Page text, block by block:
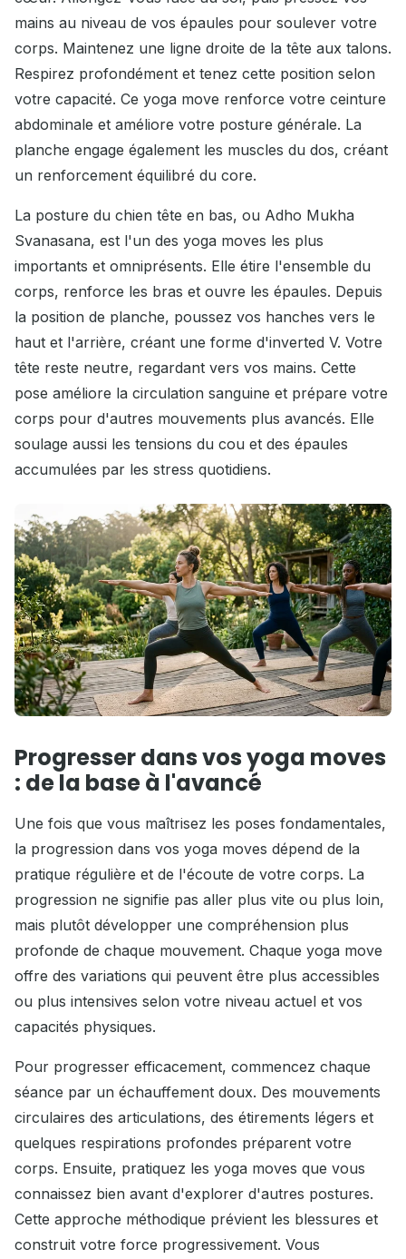
mains au niveau de vos épaules pour soulever votre
corps. Maintenez une ligne droite de la tête aux talons.
Respirez profondément et tenez cette position selon
votre capacité. Ce yoga move renforce votre ceinture
abdominale et améliore votre posture générale. La
planche engage également les muscles du dos, créant
un renforcement équilibré du core.
La posture du chien tête en bas, ou Adho Mukha
Svanasana, est l'un des yoga moves les plus
importants et omniprésents. Elle étire l'ensemble du
corps, renforce les bras et ouvre les épaules. Depuis
la position de planche, poussez vos hanches vers le
haut et l'arrière, créant une forme d'inverted V. Votre
tête reste neutre, regardant vers vos mains. Cette
pose améliore la circulation sanguine et prépare votre
corps pour d'autres mouvements plus avancés. Elle
soulage aussi les tensions du cou et des épaules
accumulées par les stress quotidiens.
Progresser dans vos yoga moves
: de la base à l'avancé
Une fois que vous maîtrisez les poses fondamentales,
la progression dans vos yoga moves dépend de la
pratique régulière et de l'écoute de votre corps. La
progression ne signifie pas aller plus vite ou plus loin,
mais plutôt développer une compréhension plus
profonde de chaque mouvement. Chaque yoga move
offre des variations qui peuvent être plus accessibles
ou plus intensives selon votre niveau actuel et vos
capacités physiques.
Pour progresser efficacement, commencez chaque
séance par un échauffement doux. Des mouvements
circulaires des articulations, des étirements légers et
quelques respirations profondes préparent votre
corps. Ensuite, pratiquez les yoga moves que vous
connaissez bien avant d'explorer d'autres postures.
Cette approche méthodique prévient les blessures et
construit votre force progressivement. Vous